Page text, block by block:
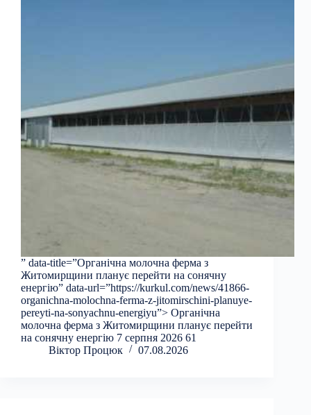
” data-title=”Органічна молочна ферма з
Житомирщини планує перейти на сонячну
енергію” data-url=”https://kurkul.com/news/41866-
organichna-molochna-ferma-z-jitomirschini-planuye-
pereyti-na-sonyachnu-energiyu”> Органічна
молочна ферма з Житомирщини планує перейти
на сонячну енергію 7 серпня 2026 61
Віктор Процюк
07.08.2026